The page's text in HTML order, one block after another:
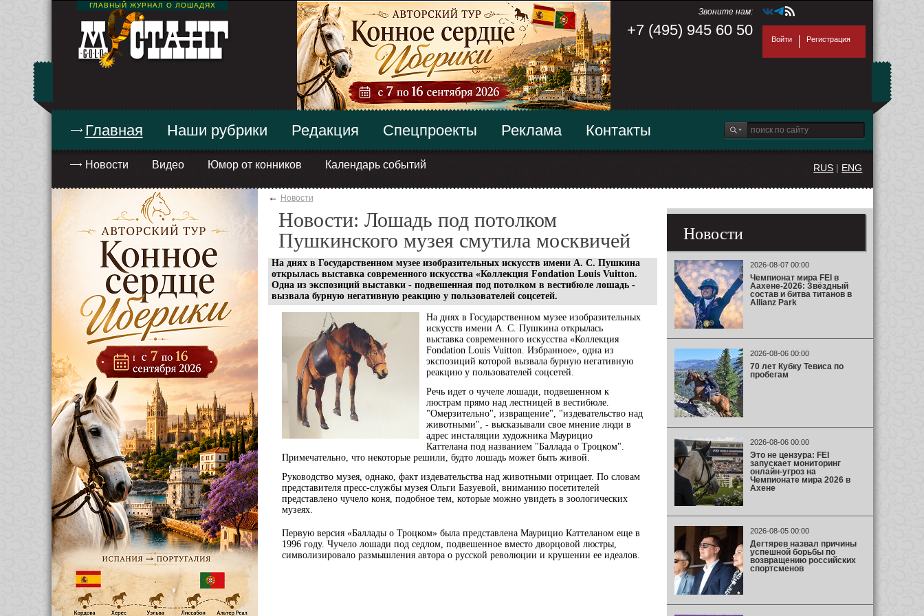
ГЛАВНЫЙ ЖУРНАЛ О ЛОШАДЯХ
Звоните нам:
+7 (495) 945 60 50
Войти Регистрация
Главная
Новости Видео Юмор от конников Календарь событий
Наши рубрики Редакция Спецпроекты Реклама Контакты
RUS | ENG
← Новости
Новости: Лошадь под потолком
Пушкинского музея смутила москвичей
На днях в Государственном музее изобразительных искусств имени А. С. Пушкина
открылась выставкасовременного искусства «Коллекция Fondation Louis Vuitton.
Одна из экспозиций выставки - подвешенная под потолком в вестибюле лошадь -
вызвала бурную негативную реакцию у пользователей соцсетей.
На днях в Государственном музее изобразительных
искусств имени А. С. Пушкина открылась
выставкасовременного искусства «Коллекция
Fondation Louis Vuitton. Избранное», одна из
экспозиций которой вызвала бурную негативную
реакцию у пользователей соцсетей.
Речь идет о чучеле лошади, подвешенном к
люстрам прямо над лестницей в вестибюле.
"Омерзительно", извращение", "издевательство над
животными", - высказывали свое мнение люди в
адрес инсталяции художника Маурицио
Каттелана под названием "Баллада о Троцком".
Примечательно, что некоторые решили, будто лошадь может быть живой.
Руководство музея, однако, факт издевательства над животными отрицает. По словам
представителя пресс-службы музея Ольги Базуевой, вниманию посетителей
представлено чучело коня, подобное тем, которые можно увидеть в зоологических
музеях.
Первую версия «Баллады о Троцком» была представлена Маурицио Каттеланом еще в
1996 году. Чучело лошади под седлом, подвешенное вместо дворцовой люстры,
символизировало размышления автора о русской революции и крушении ее идеалов.
Новости
2026-08-07 00:00
Чемпионат мира FEI в
Аахене-2026: Звёздный
состав и битва титанов в
Allianz Park
2026-08-06 00:00
70 лет Кубку Тевиса по
пробегам
2026-08-06 00:00
Это не цензура: FEI
запускает мониторинг
онлайн-угроз на
Чемпионате мира 2026 в
Ахене
2026-08-05 00:00
Дегтярев назвал причины
успешной борьбы по
возвращению российских
спортсменов